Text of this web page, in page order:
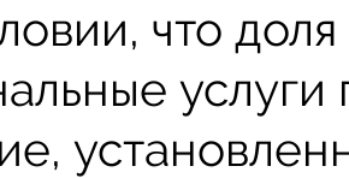
что